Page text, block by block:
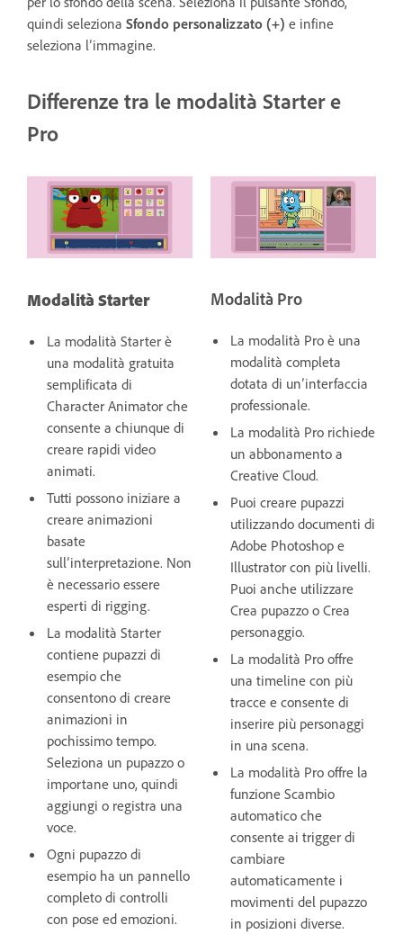
quindi seleziona Sfondo personalizzato (+) e infine
seleziona l’immagine.
Differenze tra le modalità Starter e
Pro
Modalità Starter
La modalità Starter è
una modalità gratuita
semplificata di
Character Animator che
consente a chiunque di
creare rapidi video
animati.
Tutti possono iniziare a
creare animazioni
basate
sull’interpretazione. Non
è necessario essere
esperti di rigging.
La modalità Starter
contiene pupazzi di
esempio che
consentono di creare
animazioni in
pochissimo tempo.
Seleziona un pupazzo o
importane uno, quindi
aggiungi o registra una
voce.
Ogni pupazzo di
esempio ha un pannello
completo di controlli
con pose ed emozioni.
Modalità Pro
La modalità Pro è una
modalità completa
dotata di un’interfaccia
professionale.
La modalità Pro richiede
un abbonamento a
Creative Cloud.
Puoi creare pupazzi
utilizzando documenti di
Adobe Photoshop e
Illustrator con più livelli.
Puoi anche utilizzare
Crea pupazzo o Crea
personaggio.
La modalità Pro offre
una timeline con più
tracce e consente di
inserire più personaggi
in una scena.
La modalità Pro offre la
funzione Scambio
automatico che
consente ai trigger di
cambiare
automaticamente i
movimenti del pupazzo
in posizioni diverse.